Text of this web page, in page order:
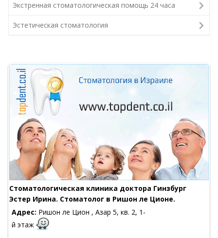
Экстренная стоматологическая помощь 24 часа
Эстетическая стоматология
Стоматологическая клиника доктора Гинзбург
Эстер Ирина. Стоматолог в Ришон ле Ционе.
Адрес: Ришон ле Цион , Азар 5, кв. 2, 1-
й этаж